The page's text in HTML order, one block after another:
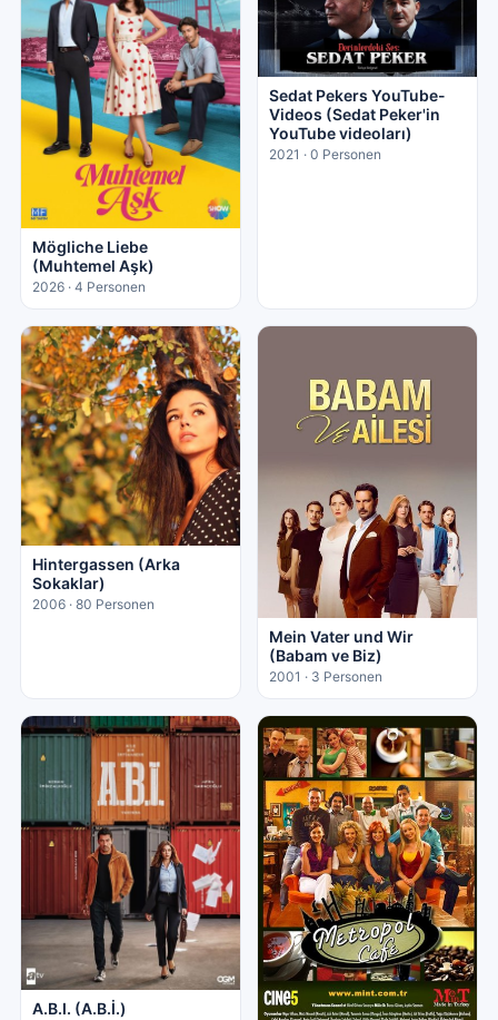
Mögliche Liebe
(Muhtemel Aşk)
2026 · 4 Personen
Sedat Pekers YouTube-
Videos (Sedat Peker'in
YouTube videoları)
2021 · 0 Personen
Hintergassen (Arka
Sokaklar)
2006 · 80 Personen
Mein Vater und Wir
(Babam ve Biz)
2001 · 3 Personen
A.B.I. (A.B.İ.)